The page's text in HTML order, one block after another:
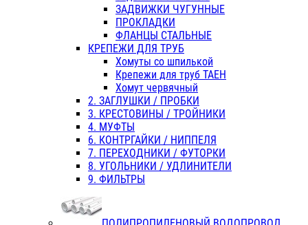
ЗАДВИЖКИ ЧУГУННЫЕ
ПРОКЛАДКИ
ФЛАНЦЫ СТАЛЬНЫЕ
КРЕПЕЖИ ДЛЯ ТРУБ
Хомуты со шпилькой
Крепежи для труб ТАЕН
Хомут червячный
2. ЗАГЛУШКИ / ПРОБКИ
3. КРЕСТОВИНЫ / ТРОЙНИКИ
4. МУФТЫ
6. КОНТРГАЙКИ / НИППЕЛЯ
7. ПЕРЕХОДНИКИ / ФУТОРКИ
8. УГОЛЬНИКИ / УДЛИНИТЕЛИ
9. ФИЛЬТРЫ